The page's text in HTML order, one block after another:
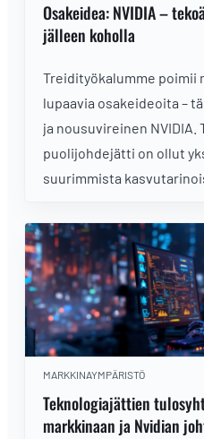
Osakeidea: NVIDIA –
jälleen koholla
Treidityökalumme poimii
lupaavia osakeideoita –
ja nousuvireinen NVIDIA.
puolijohdejätti on ollut
suurimmista
Momentti on vahva,
ja tekoälymegatrendi
MARKKINAYMPÄRISTÖ
Teknologiajättien
markkinaan ja Nvidian